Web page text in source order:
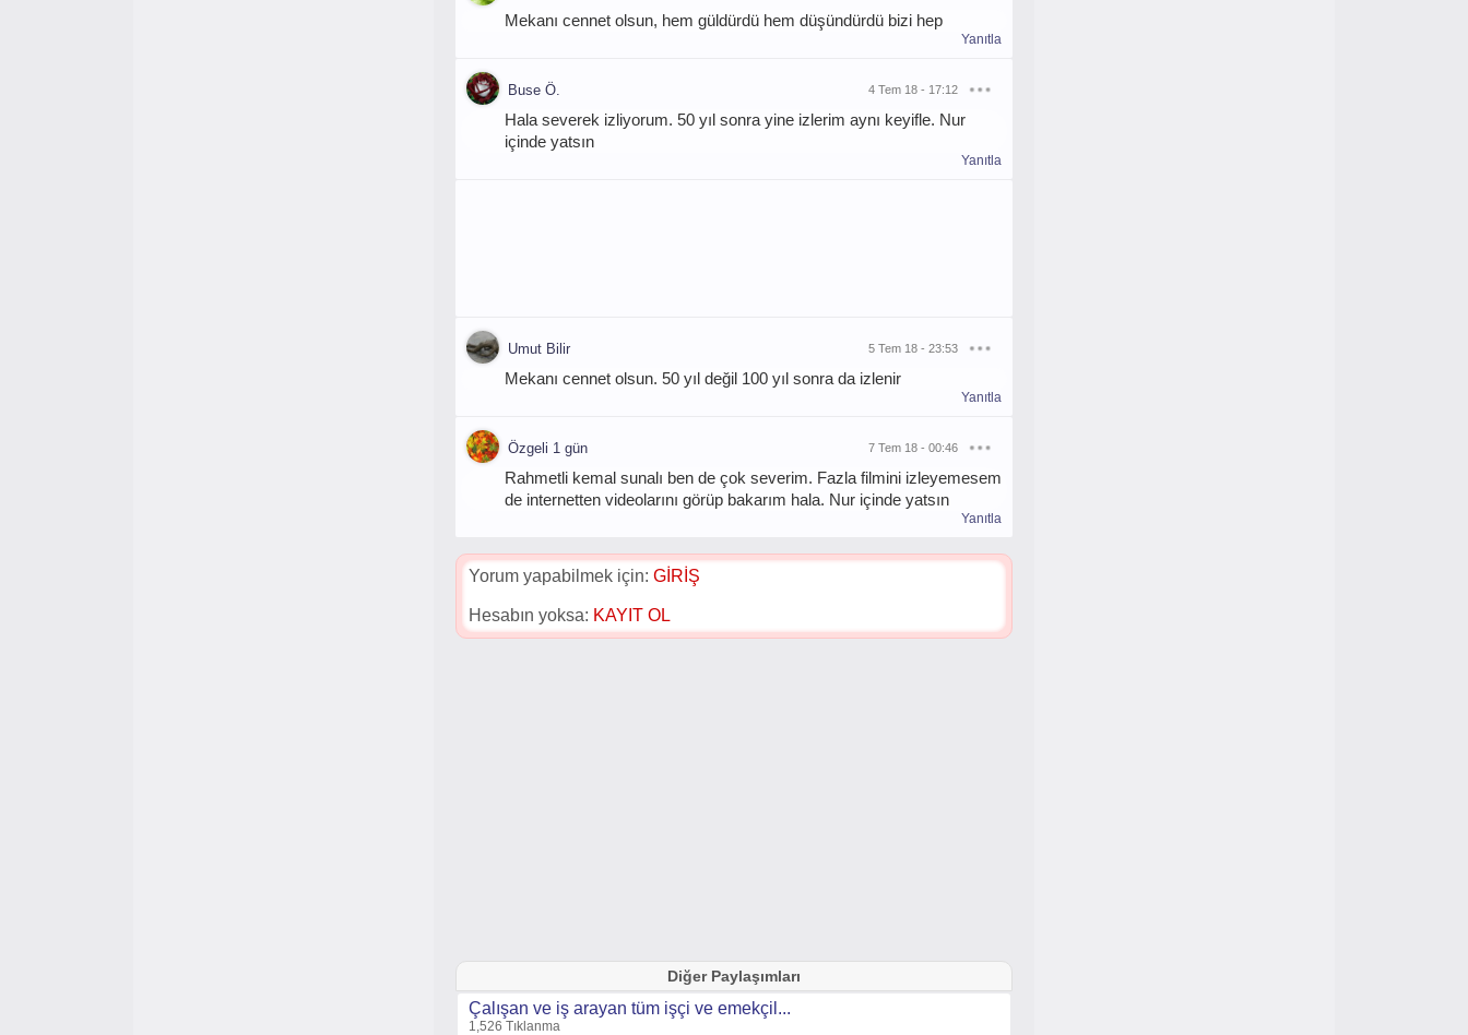
Mekanı cennet olsun, hem güldürdü hem düşündürdü bizi hep
Yanıtla
Buse Ö. 4 Tem 18 - 17:12
Hala severek izliyorum. 50 yıl sonra yine izlerim aynı keyifle. Nur
içinde yatsın
Yanıtla
Umut Bilir 5 Tem 18 - 23:53
Mekanı cennet olsun. 50 yıl değil 100 yıl sonra da izlenir
Yanıtla
Özgeli 1 gün 7 Tem 18 - 00:46
Rahmetli kemal sunalı ben de çok severim. Fazla filmini izleyemesem
de internetten videolarını görüp bakarım hala. Nur içinde yatsın
Yanıtla
Yorum yapabilmek için: GİRİŞ
Hesabın yoksa: KAYIT OL
Diğer Paylaşımları
Çalışan ve iş arayan tüm işçi ve emekçil...
1,526 Tıklanma